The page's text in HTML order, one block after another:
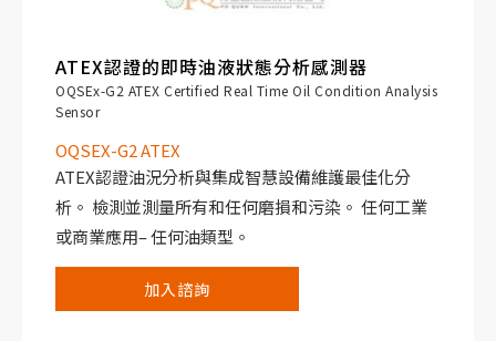
ATEX認證的即時油液狀態分析感測器
OQSEx-G2 ATEX Certified Real Time Oil Condition Analysis
Sensor
OQSEX-G2 ATEX
ATEX認證油況分析與集成智慧設備維護最佳化分
析。 檢測並測量所有和任何磨損和污染。 任何工業
或商業應用– 任何油類型。
OQSEx-G2經過全面認證，ATEX批准符合BS EN
60079-0：2012和BS EN 60079-11：2013Ɛx ic IIA T3
加入諮詢